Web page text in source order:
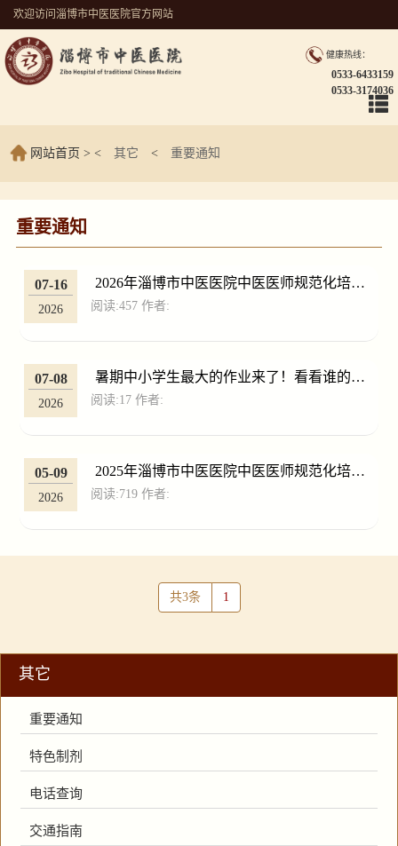
欢迎访问淄博市中医医院官方网站
健康热线：
0533-6433159
0533-3174036
网站首页 > < 其它 < 重要通知
重要通知
07-16
2026
2026年淄博市中医医院中医医师规范化培训
招生简章
阅读:457 作者:
07-08
2026
暑期中小学生最大的作业来了！看看谁的创
意能获奖
阅读:17 作者:
05-09
2026
2025年淄博市中医医院中医医师规范化培训
招生简章
阅读:719 作者:
共3条 1
其它
重要通知
特色制剂
电话查询
交通指南